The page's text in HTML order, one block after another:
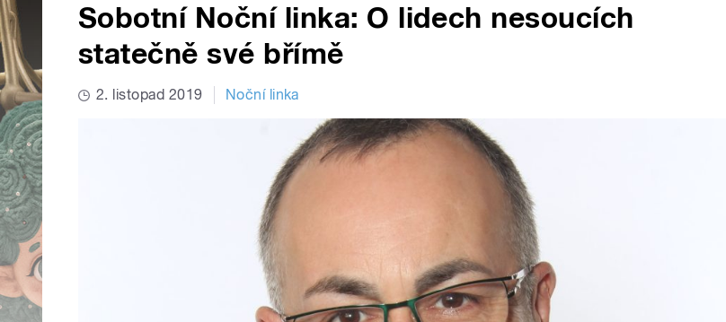
Sobotní Noční linka: O lidech nesoucích
statečně své břímě
2. listopad 2019 Noční linka